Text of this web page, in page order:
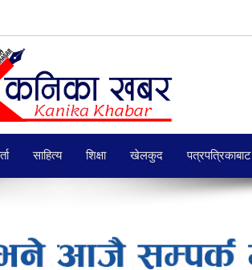
साहित्य शिक्षा खेलकुद पत्रपत्रिकाबाट